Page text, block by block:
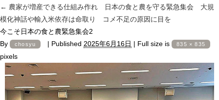
← 農家が増産できる仕組み作れ 日本の食と農を守る緊急集会 大規
模化神話や輸入米依存は命取り コメ不足の原因に目を
今こそ日本の食と農緊急集会2
By
chosyu | Published 2025年6月16日 | Full size is 835 × 835
pixels